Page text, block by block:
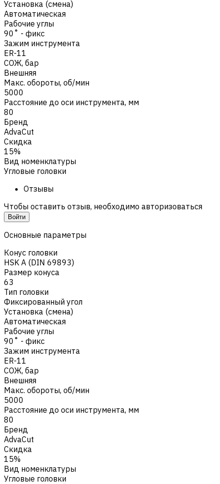
Установка (смена)
Автоматическая
Рабочие углы
90˚ - фикс
Зажим инструмента
ER-11
СОЖ, бар
Внешняя
Макс. обороты, об/мин
5000
Расстояние до оси инструмента, мм
80
Бренд
AdvaCut
Скидка
15%
Вид номенклатуры
Угловые головки
Отзывы
Чтобы оставить отзыв, необходимо авторизоваться
Войти
Основные параметры
Конус головки
HSK A (DIN 69893)
Размер конуса
63
Тип головки
Фиксированный угол
Установка (смена)
Автоматическая
Рабочие углы
90˚ - фикс
Зажим инструмента
ER-11
СОЖ, бар
Внешняя
Макс. обороты, об/мин
5000
Расстояние до оси инструмента, мм
80
Бренд
AdvaCut
Скидка
15%
Вид номенклатуры
Угловые головки